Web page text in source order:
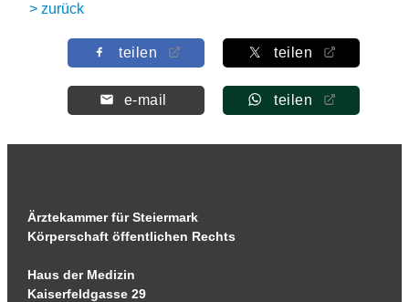
> zurück
teilen teilen
e-mail teilen
Ärztekammer für Steiermark
Körperschaft öffentlichen Rechts
Haus der Medizin
Kaiserfeldgasse 29